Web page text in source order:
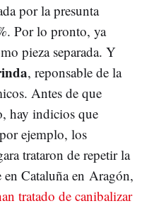
por la presunta
. Por lo pronto, ya
pieza separada. Y
, reponsable de la
Antes de que
hay indicios que
ejemplo, los
trataron de repetir la
Cataluña en Aragón,
tratado de canibalizar